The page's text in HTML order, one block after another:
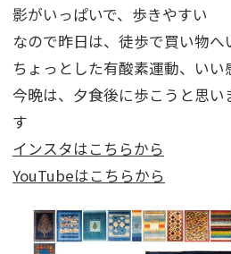
影がいっぱいで、歩きやすい
なので昨日は、徒歩で買い物へ
ちょっとした有酸素運動、いい
今晩は、夕食後に歩こうと思
す
インスタはこちらから
YouTubeはこちらから